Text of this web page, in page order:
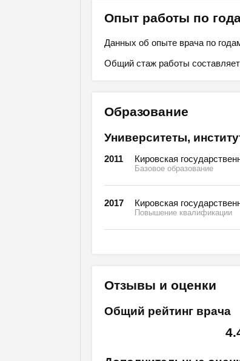
Опыт работы по
Данных об опыте врача по
Общий стаж работы
Образование
Университеты,
2011 Кировская
Базовое образование
2017 Кировская
Повышение квалификации
Отзывы и оценки
Общий рейтинг врача